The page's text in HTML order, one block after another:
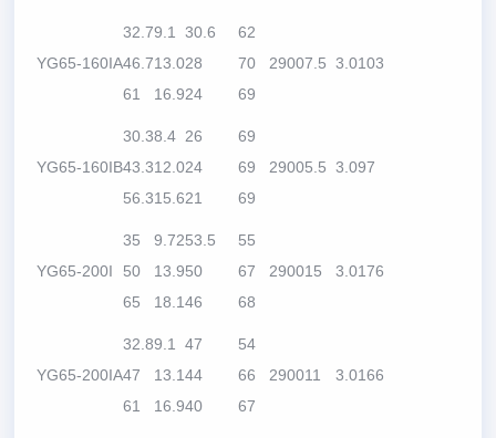
YG65-160IA
32.7
46.7
61
9.1
13.0
16.9
30.6
28
24
62
70
69
29007.5 3.0103
YG65-160IB
30.3
43.3
56.3
8.4
12.0
15.6
26
24
21
69
69
69
29005.5 3.097
YG65-200I
35
50
65
9.72
13.9
18.1
53.5
50
46
55
67
68
290015 3.0176
YG65-200IA
32.8
47
61
9.1
13.1
16.9
47
44
40
54
66
67
290011 3.0166